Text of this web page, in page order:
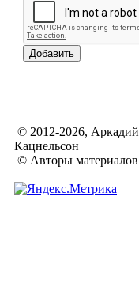
© 2012-2026, Аркадий
Кацнельсон
© Авторы материалов